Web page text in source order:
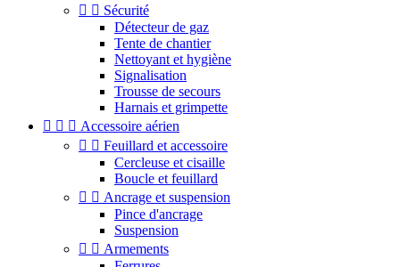
  Sécurité
Détecteur de gaz
Tente de chantier
Nettoyant et hygiène
Signalisation
Trousse de secours
Harnais et grimpette
   Accessoire aérien
  Feuillard et accessoire
Cercleuse et cisaille
Boucle et feuillard
  Ancrage et suspension
Pince d'ancrage
Suspension
  Armements